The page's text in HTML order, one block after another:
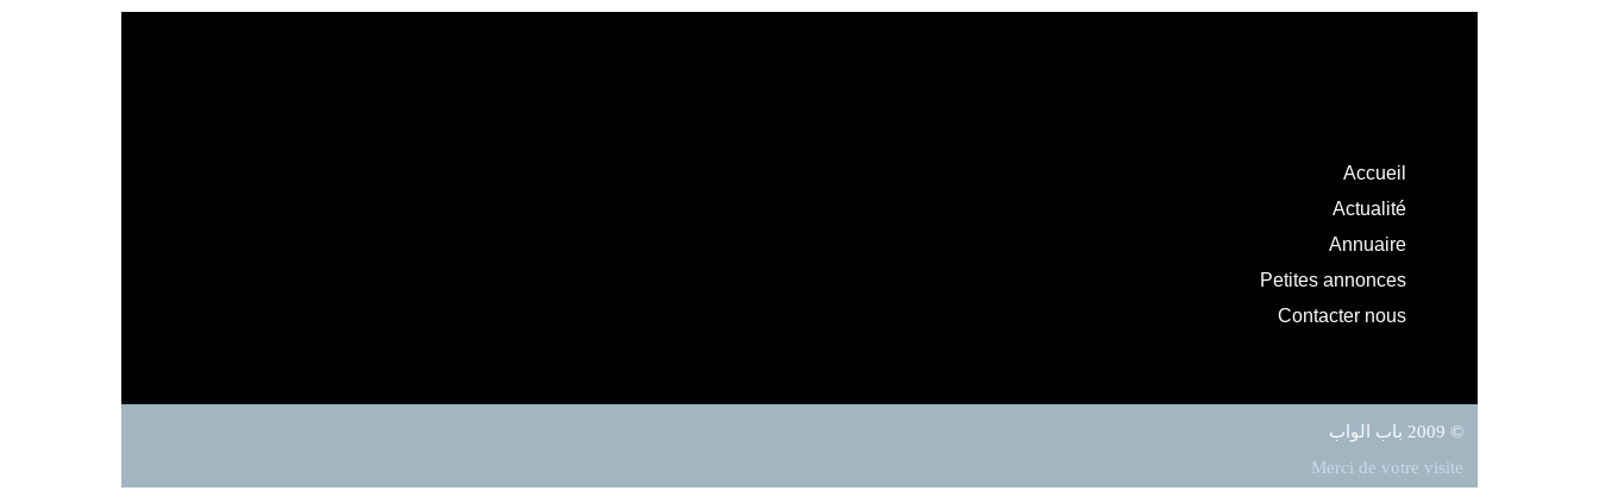
Accueil
Actualité
Annuaire
Petites annonces
Contacter nous
© 2009 باب الواب
Merci de votre visite